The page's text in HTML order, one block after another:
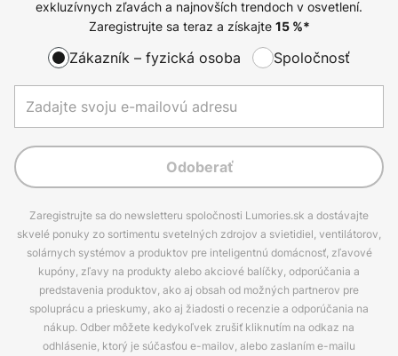
exkluzívnych zľavách a najnovších trendoch v osvetlení.
Zaregistrujte sa teraz a získajte 15%*
Zákazník – fyzická osoba Spoločnosť
Odoberať
Zaregistrujte sa do newsletteru spoločnosti Lumories.sk a dostávajte
skvelé ponuky zo sortimentu svetelných zdrojov a svietidiel, ventilátorov,
solárnych systémov a produktov pre inteligentnú domácnosť, zľavové
kupóny, zľavy na produkty alebo akciové balíčky, odporúčania a
predstavenia produktov, ako aj obsah od možných partnerov pre
spoluprácu a prieskumy, ako aj žiadosti o recenzie a odporúčania na
nákup. Odber môžete kedykoľvek zrušiť kliknutím na odkaz na
odhlásenie, ktorý je súčasťou e-mailov, alebo zaslaním e-mailu